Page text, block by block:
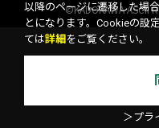
©KADOKAWA ASCII
以降のページに遷移した場
とになります。Cookieの設
ては詳細 をご覧ください。
＞プラ